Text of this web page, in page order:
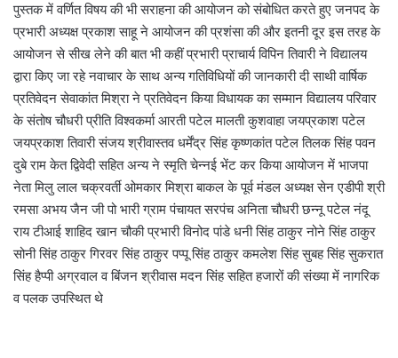
पुस्तक में वर्णित विषय की भी सराहना की आयोजन को संबोधित करते हुए जनपद के
प्रभारी अध्यक्ष प्रकाश साहू ने आयोजन की प्रशंसा की और इतनी दूर इस तरह के
आयोजन से सीख लेने की बात भी कहीं प्रभारी प्राचार्य विपिन तिवारी ने विद्यालय
द्वारा किए जा रहे नवाचार के साथ अन्य गतिविधियों की जानकारी दी साथी वार्षिक
प्रतिवेदन सेवाकांत मिश्रा ने प्रतिवेदन किया विधायक का सम्मान विद्यालय परिवार
के संतोष चौधरी प्रीति विश्वकर्मा आरती पटेल मालती कुशवाहा जयप्रकाश पटेल
जयप्रकाश तिवारी संजय श्रीवास्तव धर्मेंद्र सिंह कृष्णकांत पटेल तिलक सिंह पवन
दुबे राम केत द्विवेदी सहित अन्य ने स्मृति चेन्नई भेंट कर किया आयोजन में भाजपा
नेता मिलु लाल चक्रवर्ती ओमकार मिश्रा बाकल के पूर्व मंडल अध्यक्ष सेन एडीपी श्री
रमसा अभय जैन जी पो भारी ग्राम पंचायत सरपंच अनिता चौधरी छन्नू पटेल नंदू
राय टीआई शाहिद खान चौकी प्रभारी विनोद पांडे धनी सिंह ठाकुर नोने सिंह ठाकुर
सोनी सिंह ठाकुर गिरवर सिंह ठाकुर पप्पू सिंह ठाकुर कमलेश सिंह सुबह सिंह सुकरात
सिंह हैप्पी अग्रवाल व बिंजन श्रीवास मदन सिंह सहित हजारों की संख्या में नागरिक
व पलक उपस्थित थे